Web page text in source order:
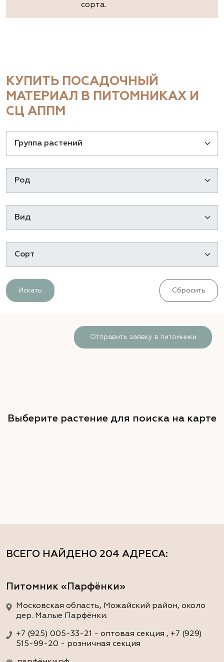
сорта.
КУПИТЬ ПОСАДОЧНЫЙ
МАТЕРИАЛ В ПИТОМНИКАХ И
СЦ АППМ
Искать Сбросить
ВСЕГО НАЙДЕНО 204 АДРЕСА:
Питомник «Парфёнки»
Московская область, Можайский район, около
дер. Малые Парфёнки.
+7 (925) 005-33-21 - оптовая секция , +7 (929)
515-99-20 - розничная секция
Отправить заявку в питомники
Выберите растение для поиска на карте